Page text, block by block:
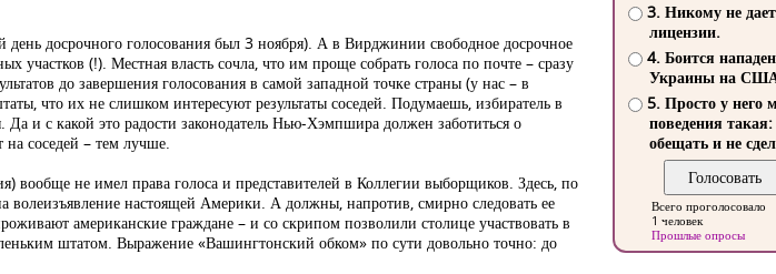
досрочного голосования был 3 ноября). А в Вирджинии свободное досрочное
(!). Местная власть сочла, что им проще собрать голоса по почте – сразу
до завершения голосования в самой западной точке страны (у нас – в
что их не слишком интересуют результаты соседей. Подумаешь, избиратель в
и с какой это радости законодатель Нью-Хэмпшира должен заботиться о
соседей – тем лучше.
вообще не имел права голоса и представителей в Коллегии выборщиков. Здесь, по
настоящей Америки. А должны, напротив, смирно следовать ее
американские граждане – и со скрипом позволили столице участвовать в
штатом. Выражение «Вашингтонский обком» по сути довольно точно: до
3. Никому не
лицензии.
4. Боится
Украины на
5. Просто у него
поведения такая:
обещать и не
Всего проголосовало
1 человек
Прошлые опросы